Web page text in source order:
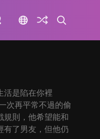
活是陷在你裡
次再平常不過的偷
規則，他希望能和
有了男友，但他仍